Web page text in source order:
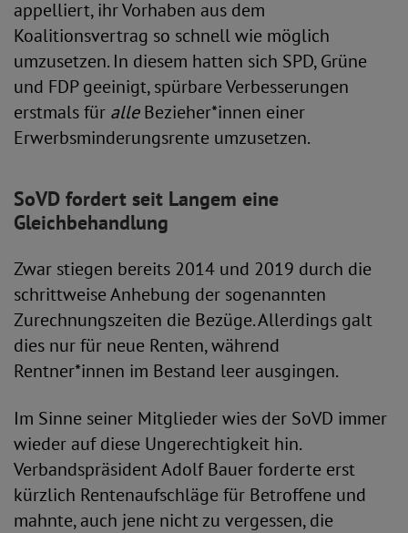
appelliert, ihr Vorhaben aus dem
Koalitionsvertrag so schnell wie möglich
umzusetzen. In diesem hatten sich SPD, Grüne
und FDP geeinigt, spürbare Verbesserungen
erstmals für alleBezieher*innen einer
Erwerbsminderungsrente umzusetzen.
SoVD fordert seit Langem eine
Gleichbehandlung
Zwar stiegen bereits 2014 und 2019 durch die
schrittweise Anhebung der sogenannten
Zurechnungszeiten die Bezüge. Allerdings galt
dies nur für neue Renten, während
Rentner*innen im Bestand leer ausgingen.
Im Sinne seiner Mitglieder wies der SoVD immer
wieder auf diese Ungerechtigkeit hin.
Verbandspräsident Adolf Bauer forderte erst
kürzlich Rentenaufschläge für Betroffene und
mahnte, auch jene nicht zu vergessen, die